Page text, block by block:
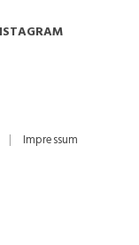
Impressum